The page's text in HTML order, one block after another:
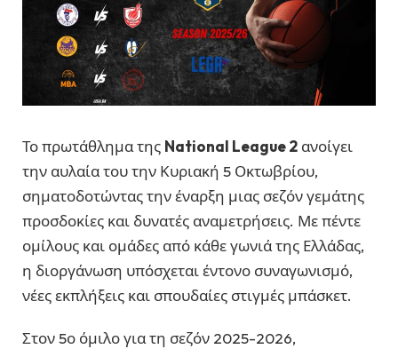
Το πρωτάθλημα της National League 2 ανοίγει
την αυλαία του την Κυριακή 5 Οκτωβρίου,
σηματοδοτώντας την έναρξη μιας σεζόν γεμάτης
προσδοκίες και δυνατές αναμετρήσεις. Με πέντε
ομίλους και ομάδες από κάθε γωνιά της Ελλάδας,
η διοργάνωση υπόσχεται έντονο συναγωνισμό,
νέες εκπλήξεις και σπουδαίες στιγμές μπάσκετ.
Στον 5ο όμιλο για τη σεζόν 2025-2026,